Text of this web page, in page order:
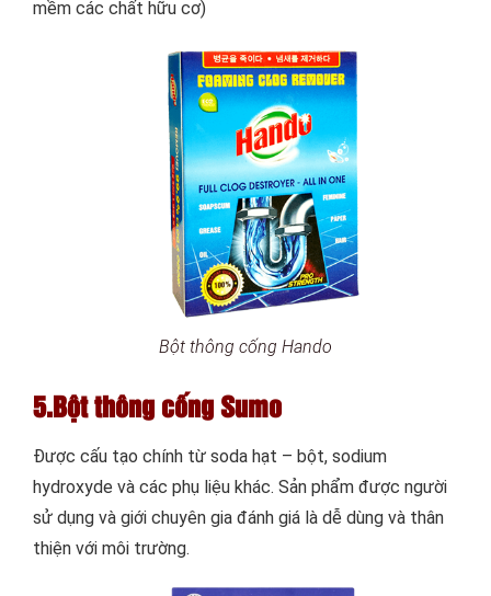
mềm các chất hữu cơ)
Bột thông cống Hando
5.Bột thông cống Sumo
Được cấu tạo chính từ soda hạt – bột, sodium
hydroxyde và các phụ liệu khác. Sản phẩm được người
sử dụng và giới chuyên gia đánh giá là dễ dùng và thân
thiện với môi trường.